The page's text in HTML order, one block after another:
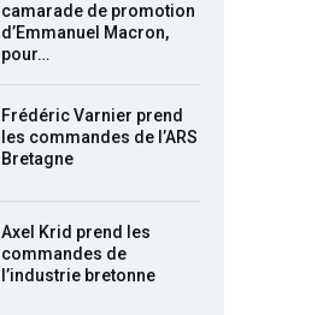
camarade de promotion
d’Emmanuel Macron,
pour…
Frédéric Varnier prend
les commandes de l’ARS
Bretagne
Axel Krid prend les
commandes de
l’industrie bretonne